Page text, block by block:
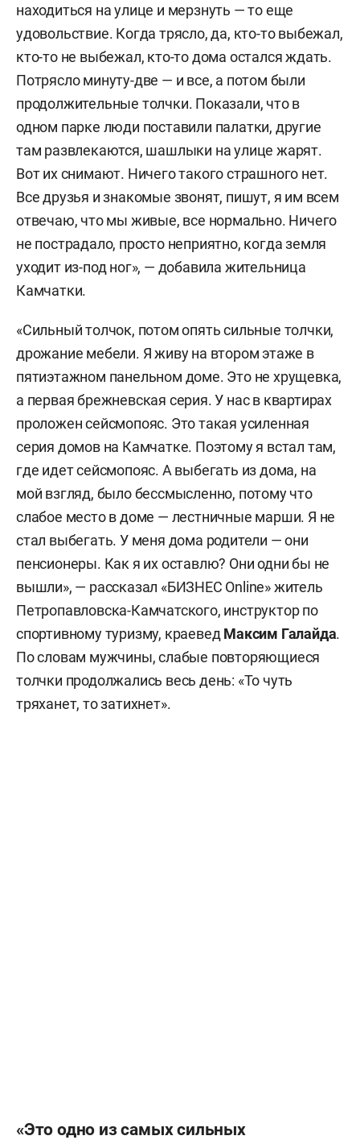
находиться на улице и мерзнуть — то еще
удовольствие. Когда трясло, да, кто-то выбежал,
кто-то не выбежал, кто-то дома остался ждать.
Потрясло минуту-две — и все, а потом были
продолжительные толчки. Показали, что в
одном парке люди поставили палатки, другие
там развлекаются, шашлыки на улице жарят.
Вот их снимают. Ничего такого страшного нет.
Все друзья и знакомые звонят, пишут, я им всем
отвечаю, что мы живые, все нормально. Ничего
не пострадало, просто неприятно, когда земля
уходит из-под ног», — добавила жительница
Камчатки.
«Сильный толчок, потом опять сильные толчки,
дрожание мебели. Я живу на втором этаже в
пятиэтажном панельном доме. Это не хрущевка,
а первая брежневская серия. У нас в квартирах
проложен сейсмопояс. Это такая усиленная
серия домов на Камчатке. Поэтому я встал там,
где идет сейсмопояс. А выбегать из дома, на
мой взгляд, было бессмысленно, потому что
слабое место в доме — лестничные марши. Я не
стал выбегать. У меня дома родители — они
пенсионеры. Как я их оставлю? Они одни бы не
вышли», — рассказал «БИЗНЕС Online» житель
Петропавловска-Камчатского, инструктор по
спортивному туризму, краевед Максим Галайда.
По словам мужчины, слабые повторяющиеся
толчки продолжались весь день: «То чуть
тряханет, то затихнет».
«Это одно из самых сильных